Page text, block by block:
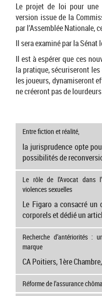
Le projet de loi pour une
version issue de la
par l’Assemblée Nationale,
Il sera examiné par la Sénat
Il est à espérer que ces
la pratique, sécuriseront
les joueurs, dynamiseront
ne créeront pas de
Entre fiction et réalité,
la jurisprudence opte
possibilités de
Le rôle de l’Avocat dans
violences sexuelles
Le Figaro a consacré un
corporels et dédié un
Recherche d’antériorités :
marque
CA Poitiers, 1ère
Réforme de l’assurance